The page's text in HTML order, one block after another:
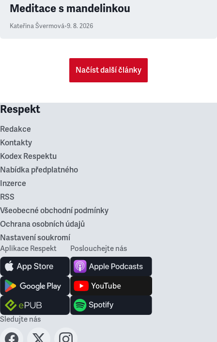
Meditace s mandelinkou
Kateřina Švermová•9. 8. 2026
Načíst další články
Respekt
Redakce
Kontakty
Kodex Respektu
Nabídka předplatného
Inzerce
RSS
Všeobecné obchodní podmínky
Ochrana osobních údajů
Nastavení soukromí
Aplikace Respekt Poslouchejte nás
Sledujte nás